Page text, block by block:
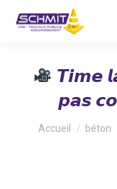
𝙏𝙞𝙢𝙚
𝙥𝙖𝙨
Vous êtes ici :
Accueil béton